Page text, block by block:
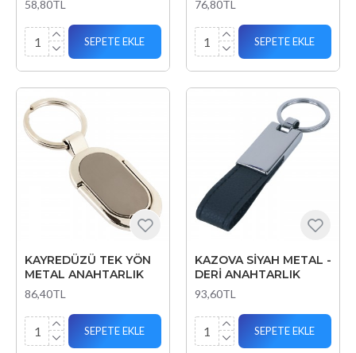
58,80TL
SEPETE EKLE
76,80TL
SEPETE EKLE
KAYREDÜZÜ TEK YÖN
METAL ANAHTARLIK
86,40TL
SEPETE EKLE
KAZOVA SİYAH METAL -
DERİ ANAHTARLIK
93,60TL
SEPETE EKLE